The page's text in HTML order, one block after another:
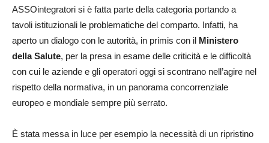
ASSOintegratori si è fatta parte della categoria portando a
tavoli istituzionali le problematiche del comparto. Infatti, ha
aperto un dialogo con le autorità, in primis con il Ministero
della Salute, per la presa in esame delle criticità e le difficoltà
con cui le aziende e gli operatori oggi si scontrano nell’agire nel
rispetto della normativa, in un panorama concorrenziale
europeo e mondiale sempre più serrato.
È stata messa in luce per esempio la necessità di un ripristino